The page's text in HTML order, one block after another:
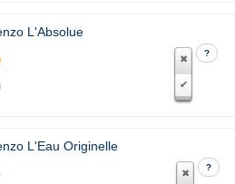
L'Absolue
?
L'Eau Originelle
?